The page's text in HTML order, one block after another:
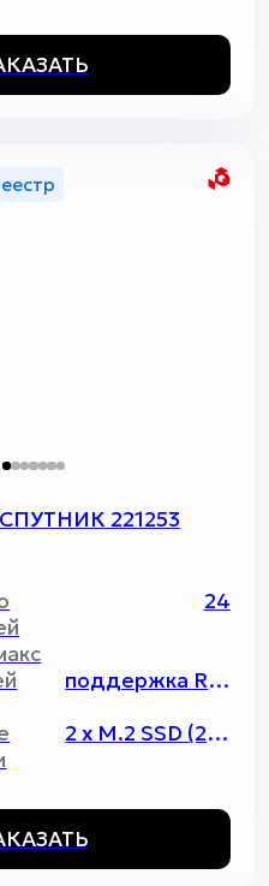
221253
24
поддержка RDIMM\LRDIMM, максимальный объём до 4096Гб
2 x M.2 SSD (2280)